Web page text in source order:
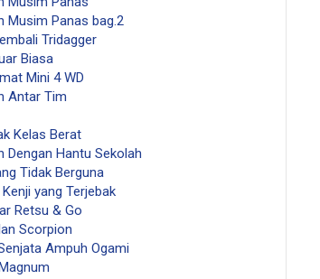
Musim Panas bag.2
Tridagger
Biasa
Mini 4 WD
Antar Tim
Kelas Berat
Hantu Sekolah
Tidak Berguna
yang Terjebak
Retsu & Go
Scorpion
Ampuh Ogami